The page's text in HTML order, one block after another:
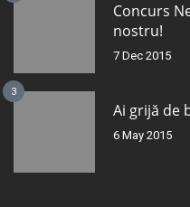
Concurs
nostru!
7 Dec 2015
3
Ai grijă de
6 May 2015